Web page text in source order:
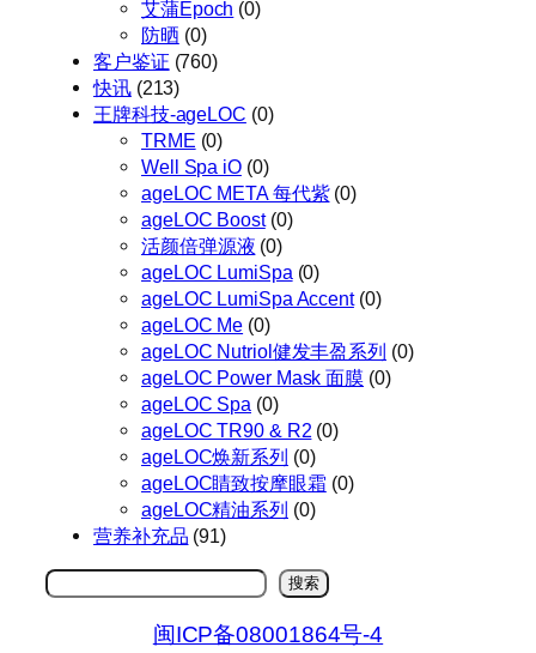
艾蒲Epoch (0)
防晒 (0)
客户鉴证 (760)
快讯(213)
王牌科技-ageLOC (0)
TRME (0)
Well Spa iO(0)
ageLOC META 每代紫(0)
ageLOC Boost(0)
活颜倍弹源液 (0)
ageLOC LumiSpa (0)
ageLOC LumiSpa Accent(0)
ageLOC Me (0)
ageLOC Nutriol健发丰盈系列 (0)
ageLOC Power Mask 面膜 (0)
ageLOC Spa (0)
ageLOC TR90 & R2 (0)
ageLOC焕新系列 (0)
ageLOC睛致按摩眼霜 (0)
ageLOC精油系列 (0)
营养补充品 (91)
搜
搜索
闽ICP备08001864号-4